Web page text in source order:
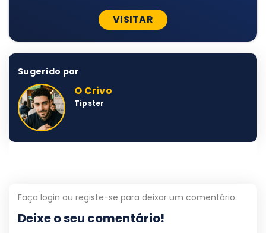
VISITAR
Sugerido por
O Crivo
Tipster
Deixe o seu comentário!
Faça login ou registe-se para deixar um comentário.